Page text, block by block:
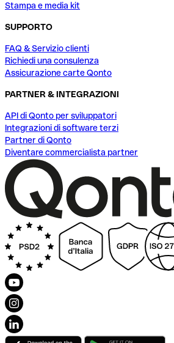
Stampa e media kit
SUPPORTO
FAQ & Servizio clienti
Richiedi una consulenza
Assicurazione carte Qonto
PARTNER & INTEGRAZIONI
API di Qonto per sviluppatori
Integrazioni di software terzi
Partner di Qonto
Diventare commercialista partner